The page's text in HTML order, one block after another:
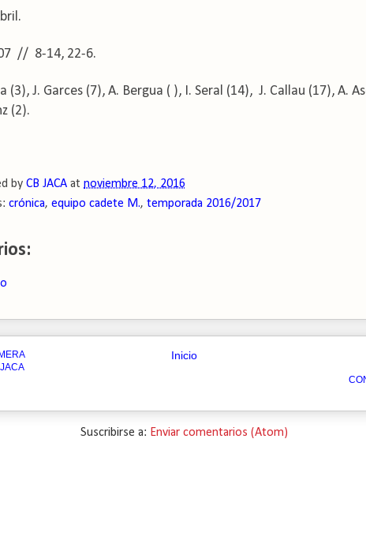
07 // 8-14, 22-6.
(3), J. Garces (7), A. Bergua ( ), I. Seral (14), J. Callau (17), A.
(2).
by CB JACA at noviembre 12, 2016
crónica, equipo cadete M., temporada 2016/2017
Inicio
Suscribirse a: Enviar comentarios (Atom)